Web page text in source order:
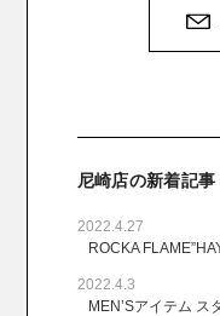
尼崎店の新着記事
2022.4.27
ROCKA
2022.4.3
MEN’Sアイテム ス